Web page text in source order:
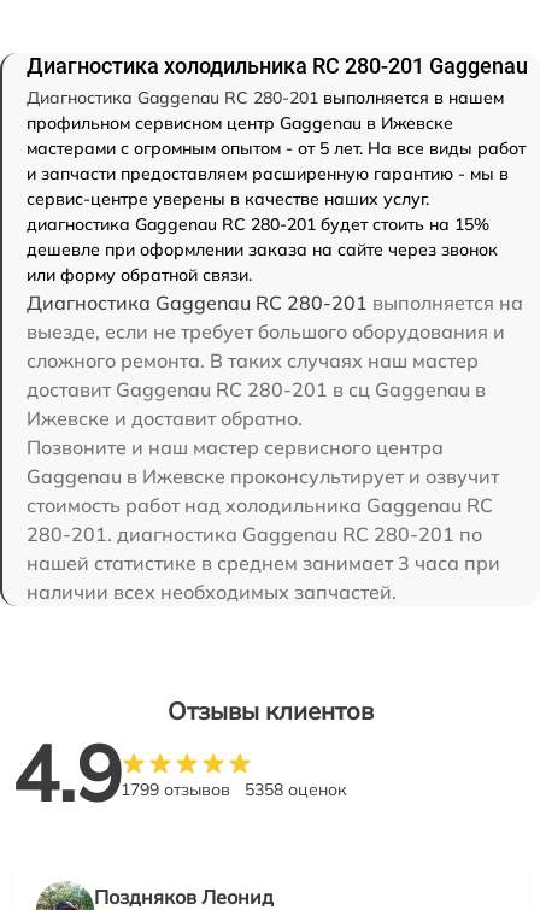
Диагностика холодильника RC 280-201 Gaggenau
Диагностика Gaggenau RC 280-201 выполняется в нашем
профильном сервисном центр Gaggenau в Ижевске
мастерами с огромным опытом - от 5 лет. На все виды работ
и запчасти предоставляем расширенную гарантию - мы в
сервис-центре уверены в качестве наших услуг.
диагностика Gaggenau RC 280-201 будет стоить на 15%
дешевле при оформлении заказа на сайте через звонок
или форму обратной связи.
Диагностика Gaggenau RC 280-201 выполняется на
выезде, если не требует большого оборудования и
сложного ремонта. В таких случаях наш мастер
доставит Gaggenau RC 280-201 в сц Gaggenau в
Ижевске и доставит обратно.
Позвоните и наш мастер сервисного центра
Gaggenau в Ижевске проконсультирует и озвучит
стоимость работ над холодильника Gaggenau RC
280-201. диагностика Gaggenau RC 280-201 по
нашей статистике в среднем занимает 3 часа при
наличии всех необходимых запчастей.
Отзывы клиентов
4.91799 отзывов 5358 оценок
Поздняков Леонид